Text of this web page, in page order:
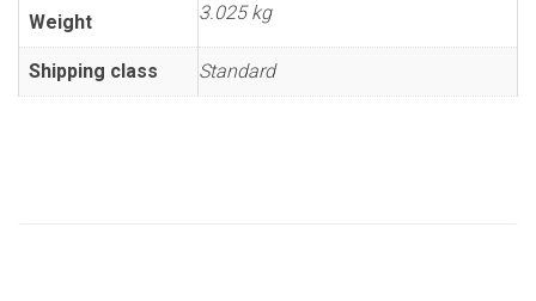
Weight 3.025 kg
Shipping class Standard